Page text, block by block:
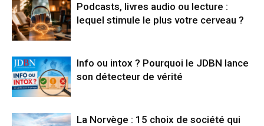
Podcasts, livres audio ou lecture :
lequel stimule le plus votre cerveau ?
Info ou intox ? Pourquoi le JDBN lance
son détecteur de vérité
La Norvège : 15 choix de société qui